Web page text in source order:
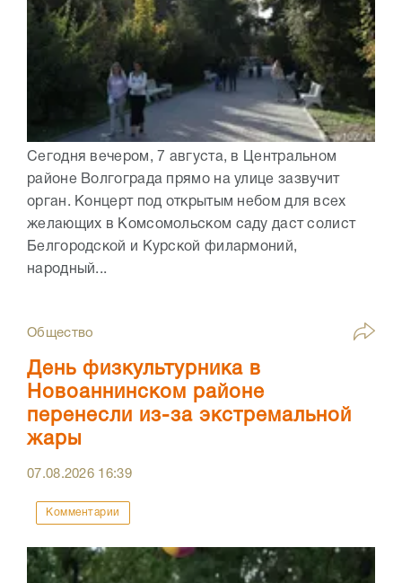
Сегодня вечером, 7 августа, в Центральном
районе Волгограда прямо на улице зазвучит
орган. Концерт под открытым небом для всех
желающих в Комсомольском саду даст солист
Белгородской и Курской филармоний,
народный...
Общество
День физкультурника в
Новоаннинском районе
перенесли из-за экстремальной
жары
07.08.2026 16:39
Комментарии